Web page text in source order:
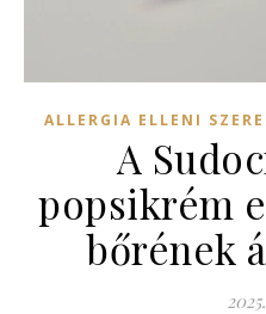
ALLERGIA ELLENI
A
popsikrém
bőrének